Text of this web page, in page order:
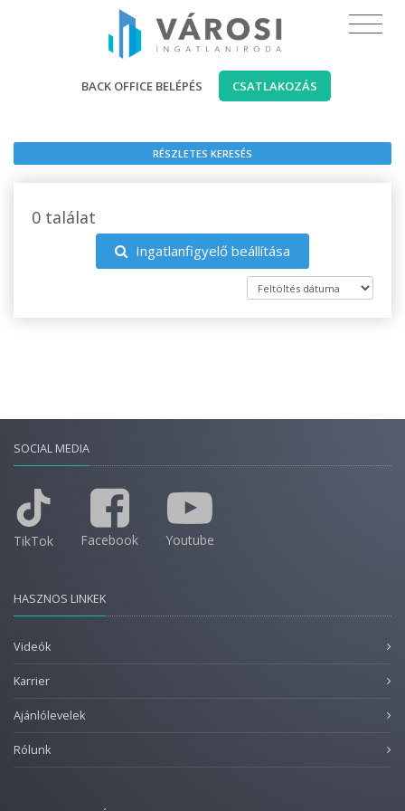
BACK OFFICE BELÉPÉS CSATLAKOZÁS
RÉSZLETES KERESÉS
0 találat
Ingatlanfigyelő beállítása
SOCIAL MEDIA
TikTok Facebook Youtube
HASZNOS LINKEK
Videók
Karrier
Ajánlólevelek
Rólunk